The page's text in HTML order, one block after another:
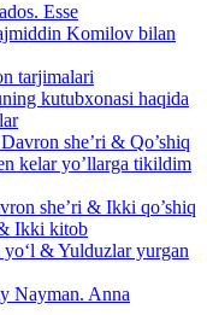
Esse
Komilov bilan
tarjimalari
kutubxonasi haqida
she’ri & Qo’shiq
kelar yo’llarga tikildim
she’ri & Ikki qo’shiq
Ikki kitob
& Yulduzlar yurgan
Nayman. Anna